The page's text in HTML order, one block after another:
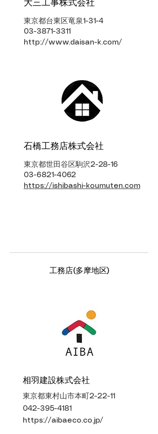
大三工事株式会社
東京都台東区竜泉1-31-4
03-3871-3311
http://www.daisan-k.com/
​石橋工務店株式会社
東京都世田谷区駒沢2-28-16
03-6821-4062
https://ishibashi-koumuten.com
工務店(多摩地区)
相羽建設株式会社
東京都東村山市本町2-22-11
042-395-4181
https://aibaeco.co.jp/